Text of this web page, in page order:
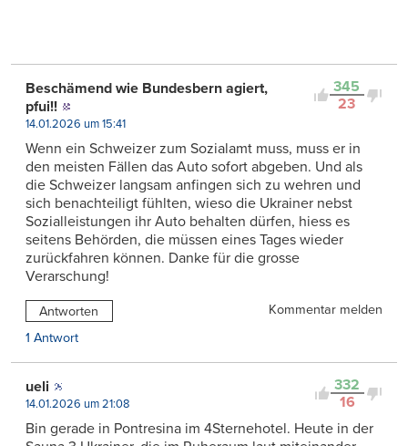
345
23
Beschämend wie Bundesbern agiert,
pfui!!
14.01.2026 um 15:41
Wenn ein Schweizer zum Sozialamt muss, muss er in
den meisten Fällen das Auto sofort abgeben. Und als
die Schweizer langsam anfingen sich zu wehren und
sich benachteiligt fühlten, wieso die Ukrainer nebst
Sozialleistungen ihr Auto behalten dürfen, hiess es
seitens Behörden, die müssen eines Tages wieder
zurückfahren können. Danke für die grosse
Verarschung!
Antworten
Kommentar melden
1 Antwort
332
16
ueli
14.01.2026 um 21:08
Bin gerade in Pontresina im 4Sternehotel. Heute in der